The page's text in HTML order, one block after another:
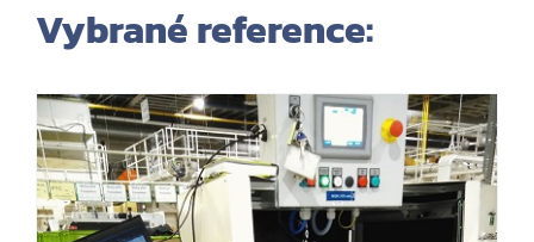
Vybrané reference: